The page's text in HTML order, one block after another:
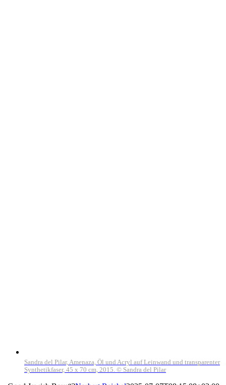
Sandra del Pilar, Amenaza, Öl und Acryl auf Leinwand und transparenter
Synthetikfaser, 45 x 70 cm, 2015. © Sandra del Pilar